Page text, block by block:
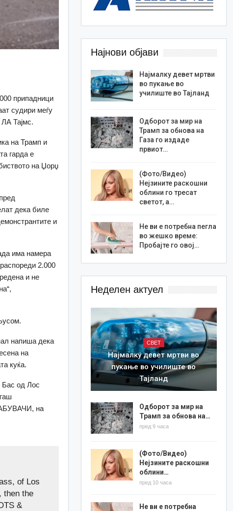
припадници
судири меѓу
Тајмс.
на Трамп и
гарда е
на Џорџ
дека биле
и
има намера
2.000
и не
напиша дека
на
куќа.
Бас од Лос
на
of Los
then the
&
Најнови објави
Најмалку девет мртви
во пукање во
училиште во Тајланд
Одборот за мир на
Трамп за обнова на
Газа го издаде
првиот…
(Фото/Видео)
Нејзините раскошни
облини го тресат
светот, а…
Не ви е потребна пегла
во жешко време:
Пробајте го овој…
Неделен актуел
СВЕТ
Најмалку девет мртви во
пукање во училиште во
Тајланд
Одборот за мир на
Трамп за обнова на…
пред 9 часа
(Фото/Видео)
Нејзините раскошни
облини…
пред 10 часа
Не ви е потребна